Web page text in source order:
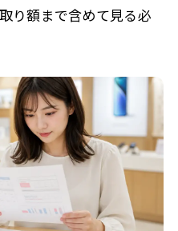
り額まで含めて見る必